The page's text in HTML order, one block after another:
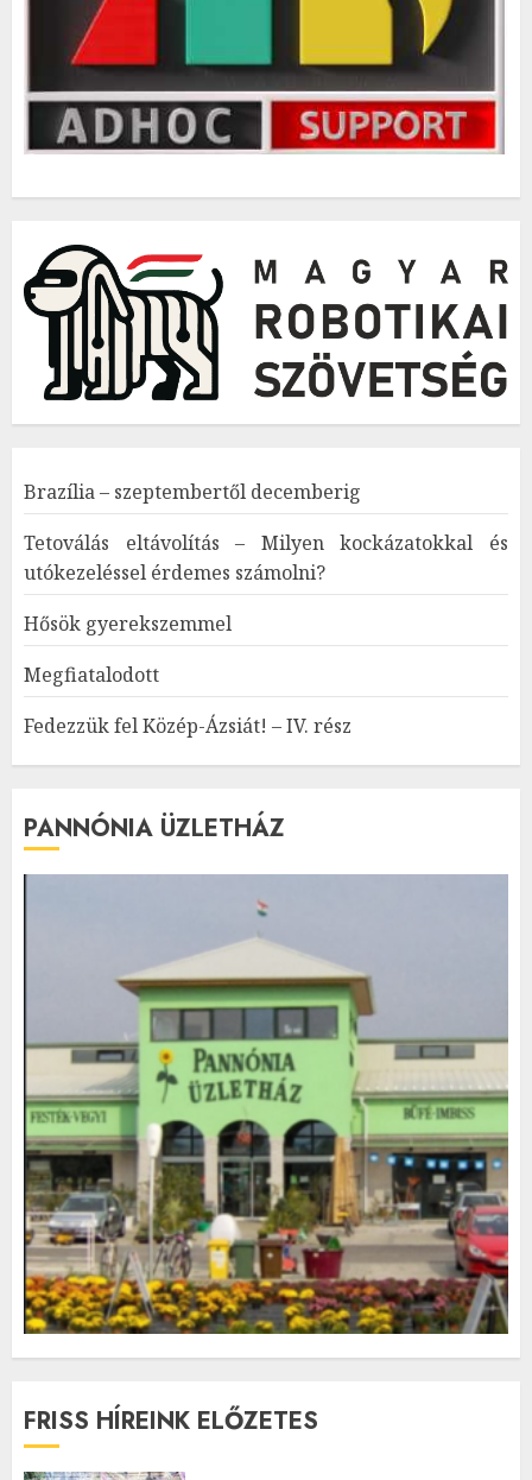
Brazília – szeptembertől decemberig
Tetoválás eltávolítás – Milyen kockázatokkal és
utókezeléssel érdemes számolni?
Hősök gyerekszemmel
Megfiatalodott
Fedezzük fel Közép-Ázsiát! – IV. rész
PANNÓNIA ÜZLETHÁZ
FRISS HÍREINK ELŐZETES